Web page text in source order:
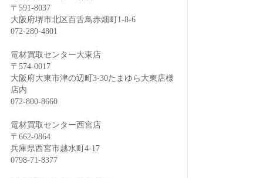
〒591-8037
大阪府堺市北区百舌鳥赤畑町1-8-6
072-280-4801
電材買取センター大東店
〒574-0017
大阪府大東市津の辺町3-30たまゆら大東店様
店内
072-800-8660
電材買取センター西宮店
〒662-0864
兵庫県西宮市越水町4-17
0798-71-8377